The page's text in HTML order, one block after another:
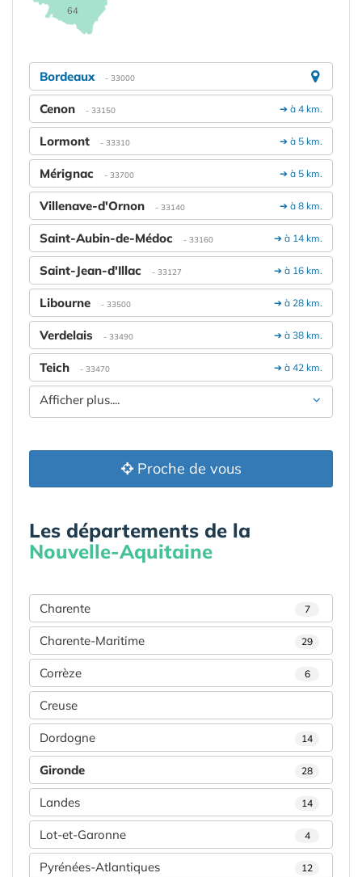
64
Bordeaux - 33000
➔ à 4 km.
Cenon - 33150
➔ à 5 km.
Lormont - 33310
➔ à 5 km.
Mérignac - 33700
➔ à 8 km.
Villenave-d'Ornon - 33140
➔ à 14 km.
Saint-Aubin-de-Médoc - 33160
➔ à 16 km.
Saint-Jean-d'Illac - 33127
➔ à 28 km.
Libourne - 33500
➔ à 38 km.
Verdelais - 33490
➔ à 42 km.
Teich - 33470
Afficher plus....
Proche de vous
Les départements de la
Nouvelle-Aquitaine
Charente 7
Charente-Maritime 29
Corrèze 6
Creuse
Dordogne 14
Gironde 28
Landes 14
Lot-et-Garonne 4
Pyrénées-Atlantiques 12